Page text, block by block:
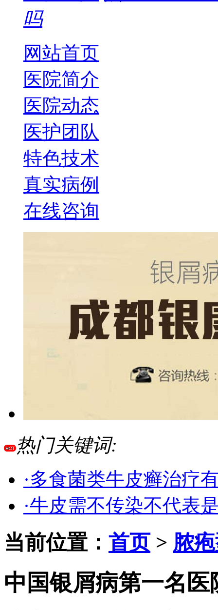
吗
网站首页
医院简介
医院动态
医护团队
特色技术
真实病例
在线咨询
热门关键词:
·多食菌类牛皮癣治疗
·牛皮需不传染不代表
当前位置： 首页> 脓
中国银屑病第一名医